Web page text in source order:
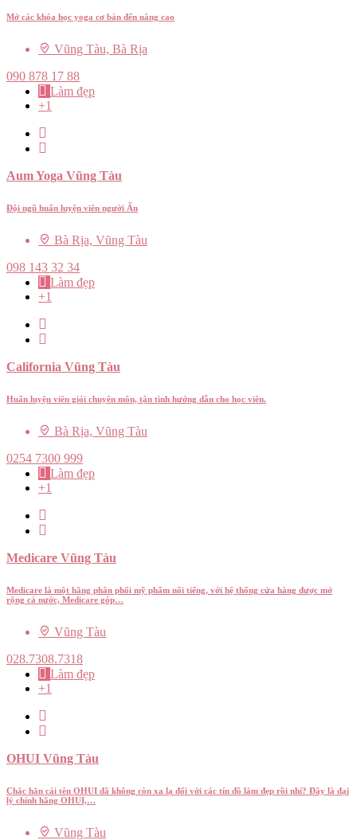
Mở các khóa học yoga cơ bản đến nâng cao
Vũng Tàu, Bà Rịa
090 878 17 88
Làm đẹp
+1
Aum Yoga Vũng Tàu
Đội ngũ huấn luyện viên người Ấn
Bà Rịa, Vũng Tàu
098 143 32 34
Làm đẹp
+1
California Vũng Tàu
Huấn luyện viên giỏi chuyên môn, tận tình hướng dẫn cho học viên.
Bà Rịa, Vũng Tàu
0254 7300 999
Làm đẹp
+1
Medicare Vũng Tàu
Medicare là một hãng phân phối mỹ phẩm nổi tiếng, với hệ thống cửa hàng được mở
rộng cả nước, Medicare góp…
Vũng Tàu
028.7308.7318
Làm đẹp
+1
OHUI Vũng Tàu
Chắc hẳn cái tên OHUI đã không còn xa lạ đối với các tín đồ làm đẹp rồi nhỉ? Đây là đại
lý chính hãng OHUI,…
Vũng Tàu